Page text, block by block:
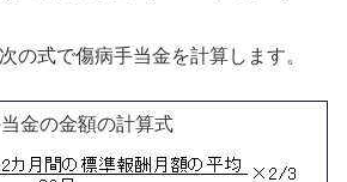
の式で傷病手当金を計算します。
金の金額の計算式